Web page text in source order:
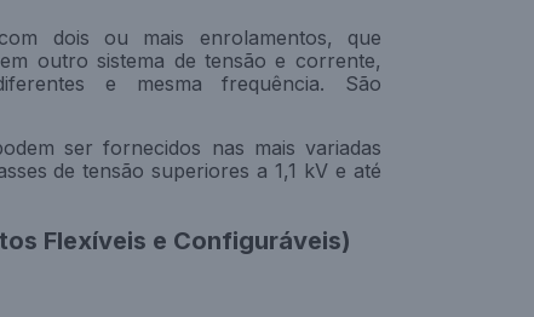
dois ou mais enrolamentos, que
outro sistema de tensão e corrente,
e mesma frequência. São
ser fornecidos nas mais variadas
de tensão superiores a 1,1 kV e até
Flexíveis e Configuráveis)